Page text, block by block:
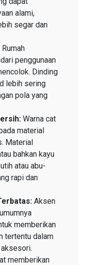
alami,
segar dan
Rumah
penggunaan
Dinding
lebih sering
pola yang
Warna cat
material
Material
bahkan kayu
atau abu-
rapi dan
Aksen
memberikan
tertentu dalam
memberikan